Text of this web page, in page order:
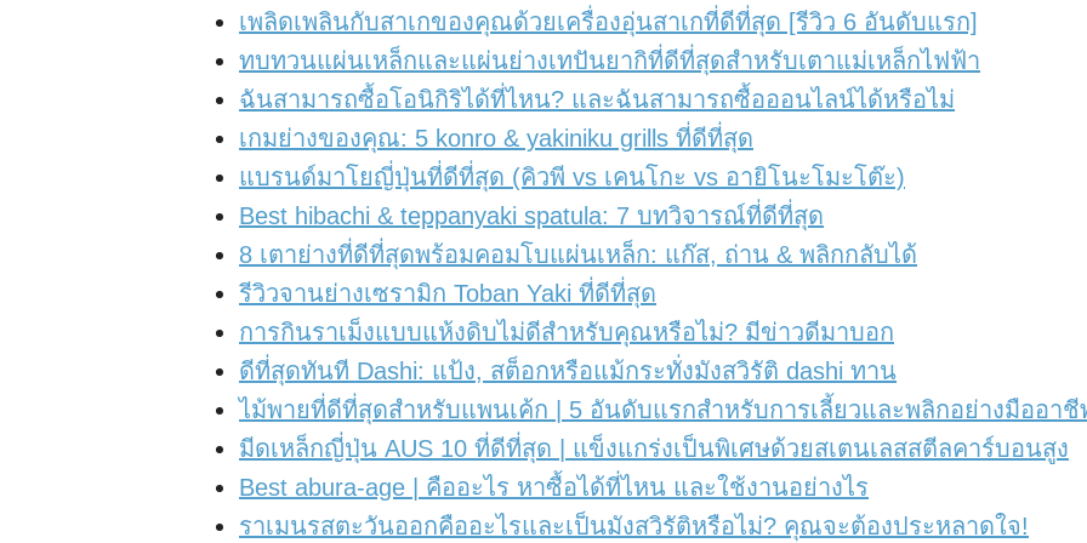
เพลิดเพลินกับสาเกของคุณด้วยเครื่องอุ่นสาเกที่ดีที่สุด [รีวิว 6 อันดับแรก]
ทบทวนแผ่นเหล็กและแผ่นย่างเทปันยากิที่ดีที่สุดสำหรับเตาแม่เหล็กไฟฟ้า
ฉันสามารถซื้อโอนิกิริได้ที่ไหน? และฉันสามารถซื้อออนไลน์ได้หรือไม่
เกมย่างของคุณ: 5 konro & yakiniku grills ที่ดีที่สุด
แบรนด์มาโยญี่ปุ่นที่ดีที่สุด (คิวพี vs เคนโกะ vs อายิโนะโมะโต๊ะ)
Best hibachi & teppanyaki spatula: 7 บทวิจารณ์ที่ดีที่สุด
8 เตาย่างที่ดีที่สุดพร้อมคอมโบแผ่นเหล็ก: แก๊ส, ถ่าน & พลิกกลับได้
รีวิวจานย่างเซรามิก Toban Yaki ที่ดีที่สุด
การกินราเม็งแบบแห้งดิบไม่ดีสำหรับคุณหรือไม่? มีข่าวดีมาบอก
ดีที่สุดทันที Dashi: แป้ง, สต็อกหรือแม้กระทั่งมังสวิรัติ dashi ทาน
ไม้พายที่ดีที่สุดสำหรับแพนเค้ก | 5 อันดับแรกสำหรับการเลี้ยวและพลิกอย่างมืออาชี
มีดเหล็กญี่ปุ่น AUS 10 ที่ดีที่สุด | แข็งแกร่งเป็นพิเศษด้วยสเตนเลสสตีลคาร์บอนสูง
Best abura-age | คืออะไร หาซื้อได้ที่ไหน และใช้งานอย่างไร
ราเมนรสตะวันออกคืออะไรและเป็นมังสวิรัติหรือไม่? คุณจะต้องประหลาดใจ!